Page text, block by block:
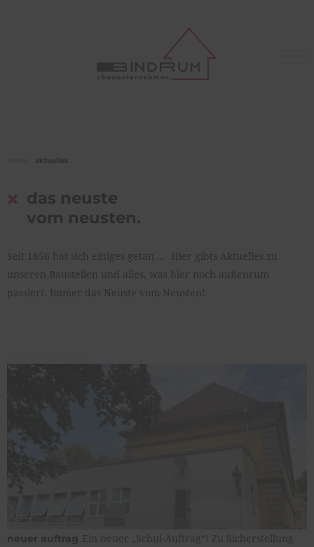
aktuelles
das neuste
vom neusten.
Seit 1856 hat sich einiges getan … Hier gibts Aktuelles zu
unseren Baustellen und alles, was hier noch außenrum
passiert. Immer das Neuste vom Neusten!
neuer auftrag Ein neuer „Schul-Auftrag“! Zu Sicherstellung